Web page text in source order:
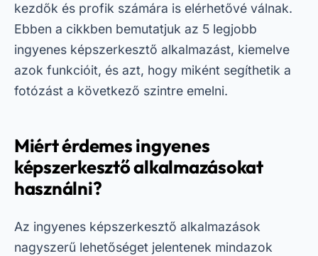
kezdők és profik számára is elérhetővé válnak.
Ebben a cikkben bemutatjuk az 5 legjobb
ingyenes képszerkesztő alkalmazást, kiemelve
azok funkcióit, és azt, hogy miként segíthetik a
fotózást a következő szintre emelni.
Miért érdemes ingyenes
képszerkesztő alkalmazásokat
használni?
Az ingyenes képszerkesztő alkalmazások
nagyszerű lehetőséget jelentenek mindazok